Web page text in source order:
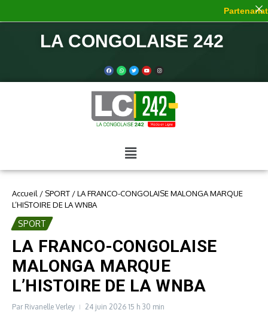
LA CONGOLAISE 242
Accueil / SPORT /LA FRANCO-CONGOLAISE MALONGA MARQUE
L’HISTOIRE DE LA WNBA
SPORT
LA FRANCO-CONGOLAISE
MALONGA MARQUE
L’HISTOIRE DE LA WNBA
Par Rivanelle Verley 24 juin 2026 15 h 30 min
Partenariat